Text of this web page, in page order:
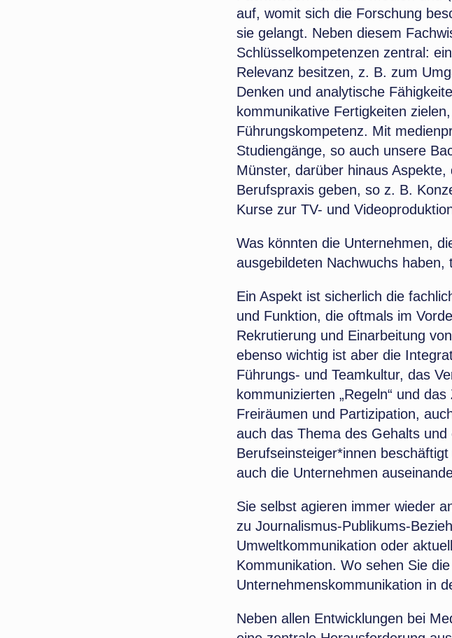
auf, womit sich die Forschung
sie gelangt. Neben diesem
Schlüsselkompetenzen zentral:
Relevanz besitzen, z. B. zum
Denken und analytische
kommunikative Fertigkeiten
Führungskompetenz. Mit
Studiengänge, so auch unsere
Münster, darüber hinaus
Berufspraxis geben, so z. B.
Kurse zur TV- und
Was könnten die Unternehmen,
ausgebildeten Nachwuchs
Ein Aspekt ist sicherlich die
und Funktion, die oftmals im
Rekrutierung und Einarbeitung
ebenso wichtig ist aber die
Führungs- und Teamkultur, das
kommunizierten „Regeln“ und
Freiräumen und Partizipation,
auch das Thema des Gehalts
Berufseinsteiger*innen
auch die Unternehmen
Sie selbst agieren immer wieder
zu Journalismus-Publikums-
Umweltkommunikation oder
Kommunikation. Wo sehen Sie
Unternehmenskommunikation in
Neben allen Entwicklungen bei